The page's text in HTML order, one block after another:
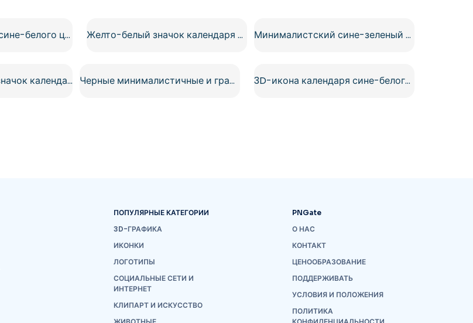
Значок календаря сине-белого цвета с загнутой страницей (бесплатно в формате PNG) Желто-белый значок календаря бесплатно PNG Минималистский сине-зеленый значок календаря бесплатно PNG
Минималистский значок календаря с спиральным переплетом Бесплатный PNG Черные минималистичные и градиентные иконки календаря, бесплатные PNG 3D-икона календаря сине-белого цвета с желтыми кольцами Бесплатно PNG
ПОПУЛЯРНЫЕ КАТЕГОРИИ
3D-ГРАФИКА
ИКОНКИ
ЛОГОТИПЫ
СОЦИАЛЬНЫЕ СЕТИ И
ИНТЕРНЕТ
КЛИПАРТ И ИСКУССТВО
PNGate
О НАС
КОНТАКТ
ЦЕНООБРАЗОВАНИЕ
ПОДДЕРЖИВАТЬ
УСЛОВИЯ И ПОЛОЖЕНИЯ
ПОЛИТИКА